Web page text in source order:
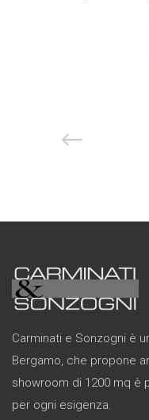
Carminati e Sonzogni è
Bergamo, che propone
showroom di 1200 mq è
per ogni esigenza.